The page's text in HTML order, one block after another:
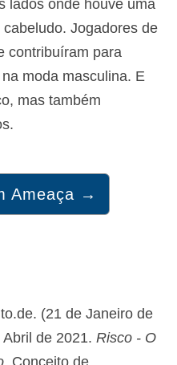
lados onde houve uma
Jogadores de
contribuíram para
moda masculina. E
mas também
Ameaça →
(21 de Janeiro de
de 2021. Risco - O
. Conceito.de.